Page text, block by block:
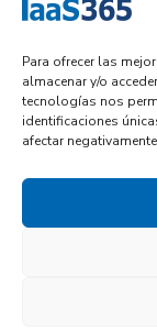
Para ofrecer las
almacenar y/o
tecnologías nos
identificaciones
afectar